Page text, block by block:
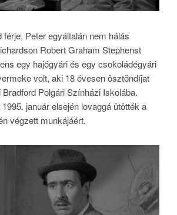
férje, Peter egyáltalán nem hálás
Robert Graham Stephenst
egy hajógyári és egy csokoládégyári
volt, aki 18 évesen ösztöndíjat
Polgári Színházi Iskolába.
január elsején lovaggá ütötték a
végzett munkájáért.